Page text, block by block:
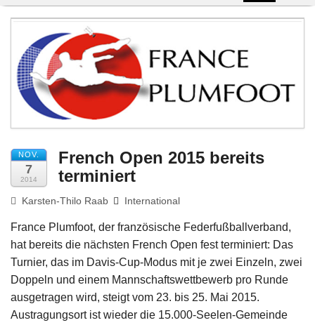
Training
Spieler
Kontakt
Links
Impressum
NOV.
7
2014
French Open 2015 bereits
terminiert
Karsten-Thilo Raab International
France Plumfoot, der französische Federfußballverband,
hat bereits die nächsten French Open fest terminiert: Das
Turnier, das im Davis-Cup-Modus mit je zwei Einzeln, zwei
Doppeln und einem Mannschaftswettbewerb pro Runde
ausgetragen wird, steigt vom 23. bis 25. Mai 2015.
Austragungsort ist wieder die 15.000-Seelen-Gemeinde